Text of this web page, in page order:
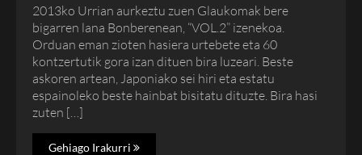
2013ko Urrian aurkeztu zuen Glaukomak bere
bigarren lana Bonberenean, “VOL.2” izenekoa.
Orduan eman zioten hasiera urtebete eta 60
kontzertutik gora izan dituen bira luzeari. Beste
askoren artean, Japoniako sei hiri eta estatu
espainoleko beste hainbat bisitatu dituzte. Bira hasi
zuten […]
Gehiago Irakurri